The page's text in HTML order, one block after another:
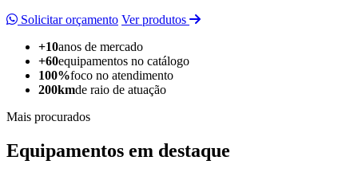
Solicitar orçamento Ver produtos
+10anos de mercado
+60equipamentos no catálogo
100%foco no atendimento
200kmde raio de atuação
Mais procurados
Equipamentos em destaque